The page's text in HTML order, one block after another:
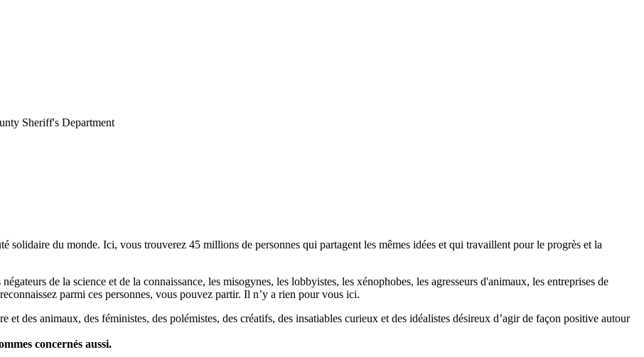
Sheriff's Department
solidaire du monde. Ici, vous trouverez 45 millions de personnes qui partagent les mêmes idées et qui travaillent pour le progrès et la
de la science et de la connaissance, les misogynes, les lobbyistes, les xénophobes, les agresseurs d'animaux, les entreprises de
parmi ces personnes, vous pouvez partir. Il n’y a rien pour vous ici.
et des animaux, des féministes, des polémistes, des créatifs, des insatiables curieux et des idéalistes désireux d’agir de façon positive autour
concernés aussi.